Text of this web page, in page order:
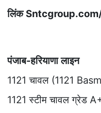
लिंक
पंजाब-हरियाणा लाइन
1121 चावल (1121
1121 स्टीम चावल ग्रेड